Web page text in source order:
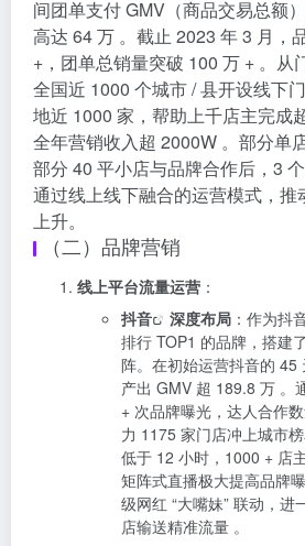
间团单支付 GMV（商品交易总额
高达 64 万 。截止 2023 年 3 月，
+，团单总销量突破 100 万 + 。从
全国近 1000 个城市 / 县开设线下
地近 1000 家，帮助上千店主完成
全年营销收入超 2000W 。部分单
部分 40 平小店与品牌合作后，3
通过线上线下融合的运营模式，
上升。
（二）品牌营销
线上平台流量运营 ：
抖音
深度布局 ：作为抖
排行 TOP1 的品牌，搭建
阵。在初始运营抖音的 45
产出 GMV 超 189.8 万 。
+ 次品牌曝光，达人合作
力 1175 家门店冲上城市
低于 12 小时，1000 + 店
矩阵式直播极大提高品牌
级网红 “大嘴妹” 联动，进
店输送精准流量 。